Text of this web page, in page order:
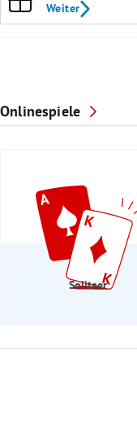
Weiter
Onlinespiele
Solitaer